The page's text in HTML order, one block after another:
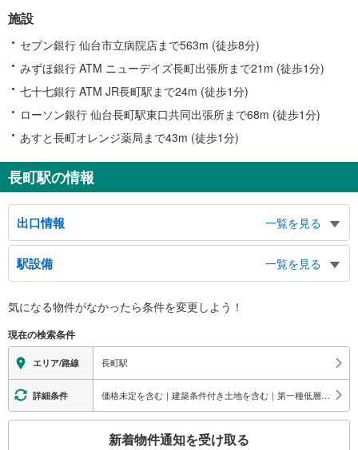
施設
セブン銀行 仙台市立病院店まで563m (徒歩8分)
みずほ銀行 ATM ニューデイズ長町出張所まで21m (徒歩1分)
七十七銀行 ATM JR長町駅まで24m (徒歩1分)
ローソン銀行 仙台長町駅東口共同出張所まで68m (徒歩1分)
あすと長町オレンジ薬局まで43m (徒歩1分)
長町駅の情報
出口情報
一覧を見る
北１出口
あすと長町１丁目、長町３丁目、郡山１・２丁目、八本松１・２丁目、長町商
店街東、仙台市立病院、スーパースポーツゼビオ あすと長町店、ゼビオアリ
ーナ仙台、グラン・スポール あすと長町、漁亭浜や あすと長町店、ｋｎｂ
東日本放送
北２出口
長町３～５・７・８丁目、長町商店街東、長町商店街西、市交通局長町営業
所、長町小学校、長町病院、サンコウヒルズエステート
南１出口
長町５丁目～７丁目、長町南１丁目、長町商店街西、仙台南警察署、たいはっ
くる、太白区文化センター（らららホール）、イオプラザ、仙台南年金事務
所、（株）赤井沢 長町本店、森民ビル、バスのりば
駅設備
一覧を見る
※段差なしでの移動経路
【ＪＲ東日本】：○
【仙台市交通局】：○
エレベータ
【ＪＲ】
・ホーム⇔改札
【仙台市交通局】
気になる物件がなかったら条件を変更しよう！
現在の検索条件
エリア/路線 長町駅
詳細条件 価格未定を含む｜建築条件付き土地を含む｜第一種低層住居専用地域
新着物件通知を受け取る